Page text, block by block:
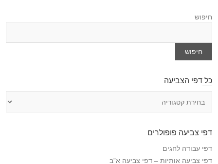
חיפוש
חיפוש
כל דפי הצביעה
י
ה
צ
דפי צביעה פופולרים
דפי עבודה לחגים
דפי צביעה אותיות – דפי צביעה א”ב